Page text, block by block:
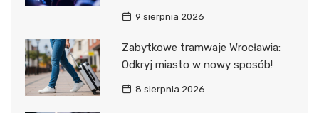
9 sierpnia 2026
Zabytkowe tramwaje Wrocławia:
Odkryj miasto w nowy sposób!
8 sierpnia 2026